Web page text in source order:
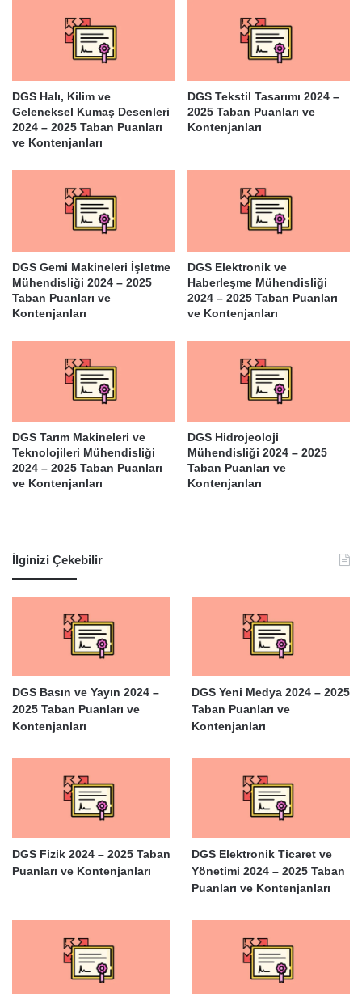
DGS Halı, Kilim ve
Geleneksel Kumaş Desenleri
2024 – 2025 Taban Puanları
ve Kontenjanları
DGS Tekstil Tasarımı 2024 –
2025 Taban Puanları ve
Kontenjanları
DGS Gemi Makineleri İşletme
Mühendisliği 2024 – 2025
Taban Puanları ve
Kontenjanları
DGS Elektronik ve
Haberleşme Mühendisliği
2024 – 2025 Taban Puanları
ve Kontenjanları
DGS Tarım Makineleri ve
Teknolojileri Mühendisliği
2024 – 2025 Taban Puanları
ve Kontenjanları
DGS Hidrojeoloji
Mühendisliği 2024 – 2025
Taban Puanları ve
Kontenjanları
İlginizi Çekebilir
DGS Basın ve Yayın 2024 –
2025 Taban Puanları ve
Kontenjanları
DGS Yeni Medya 2024 – 2025
Taban Puanları ve
Kontenjanları
DGS Fizik 2024 – 2025 Taban
Puanları ve Kontenjanları
DGS Elektronik Ticaret ve
Yönetimi 2024 – 2025 Taban
Puanları ve Kontenjanları